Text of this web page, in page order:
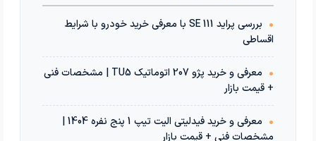
•
بررسی پراید 111 SE با معرفی خرید خودرو با شرایط
اقساطی
•
معرفی و خرید پژو 207 اتوماتیک TU5 | مشخصات فنی
+ قیمت بازار
•
معرفی و خرید فیدلیتی الیت تیپ 1 پنج نفره 1404 |
مشخصات فنی + قیمت بازار